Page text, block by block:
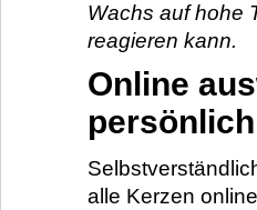
Wachs auf hohe
reagieren kann.
Online
alle Kerzen